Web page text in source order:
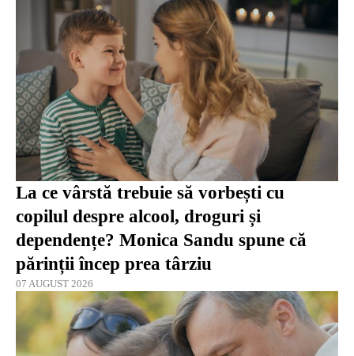
La ce vârstă trebuie să vorbești cu
copilul despre alcool, droguri și
dependențe? Monica Sandu spune că
părinții încep prea târziu
07 AUGUST 2026